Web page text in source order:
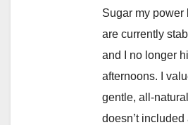
Sugar my power
are currently
and I no longer
afternoons. I
gentle, all-
doesn’t included